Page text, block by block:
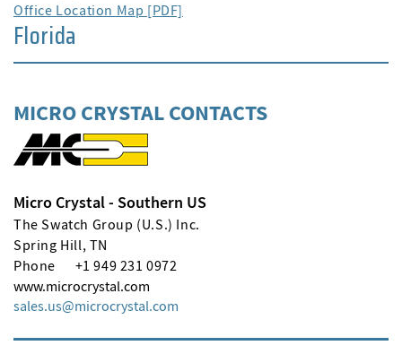
Office Location Map [PDF]
Florida
MICRO CRYSTAL CONTACTS
Micro Crystal - Southern US
The Swatch Group (U.S.) Inc.
Spring Hill, TN
Phone
+1 949 231 0972
www.microcrystal.com
sales.us
microcrystal com